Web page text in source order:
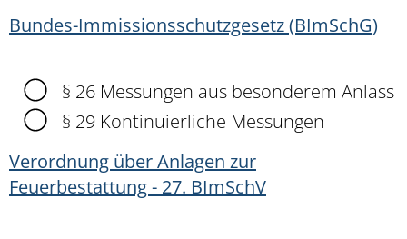
Bundes-Immissionsschutzgesetz (BImSchG)
§ 26 Messungen aus besonderem Anlass
§ 29 Kontinuierliche Messungen
Verordnung über Anlagen zur
Feuerbestattung - 27. BImSchV